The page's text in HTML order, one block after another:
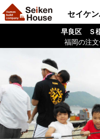
早良区 Ｓ
福岡の注
セイケ